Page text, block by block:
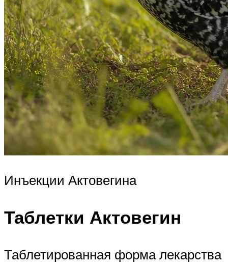
Инъекции Актовегина
Таблетки Актовегин
Таблетированная форма лекарства